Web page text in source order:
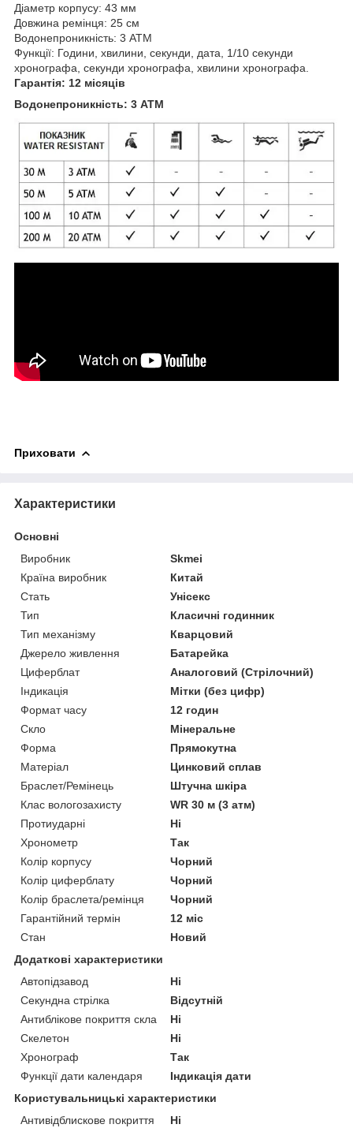
Діаметр корпусу: 43 мм
Довжина ремінця: 25 см
Водонепроникність: 3 ATM
Функції: Години, хвилини, секунди, дата, 1/10 секунди
хронографа, секунди хронографа, хвилини хронографа.
Гарантія: 12 місяців
Водонепроникність: 3 ATM
Приховати
Характеристики
Основні
Виробник
Skmei
Країна виробник
Китай
Стать
Унісекс
Тип
Класичні годинник
Тип механізму
Кварцовий
Джерело живлення
Батарейка
Циферблат
Аналоговий (Стрілочний)
Індикація
Мітки (без цифр)
Формат часу
12 годин
Скло
Мінеральне
Форма
Прямокутна
Матеріал
Цинковий сплав
Браслет/Ремінець
Штучна шкіра
Клас вологозахисту
WR 30 м (3 атм)
Протиударні
Ні
Хронометр
Так
Колір корпусу
Чорний
Колір циферблату
Чорний
Колір браслета/ремінця
Чорний
Гарантійний термін
12 міс
Стан
Новий
Додаткові характеристики
Автопідзавод
Ні
Секундна стрілка
Відсутній
Антиблікове покриття скла
Ні
Скелетон
Ні
Хронограф
Так
Функції дати календаря
Індикація дати
Користувальницькі характеристики
Антивідблискове покриття
Ні